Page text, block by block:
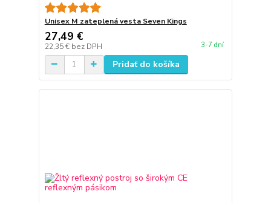
Unisex M zateplená vesta Seven Kings
27,49 €
22,35 € bez DPH 3-7 dní
Pridať do košíka